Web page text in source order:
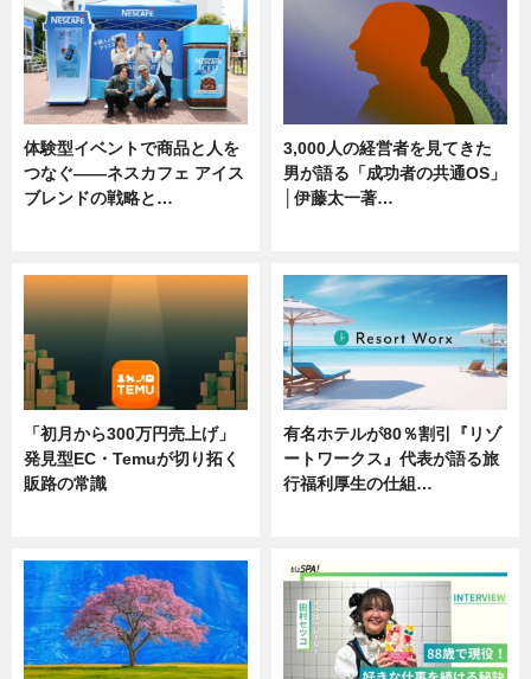
体験型イベントで商品と人を
つなぐ――ネスカフェ アイス
ブレンドの戦略と…
3,000人の経営者を見てきた
男が語る「成功者の共通OS」
│伊藤太一著…
「初月から300万円売上げ」
発見型EC・Temuが切り拓く
販路の常識
有名ホテルが80％割引『リゾ
ートワークス』代表が語る旅
行福利厚生の仕組…